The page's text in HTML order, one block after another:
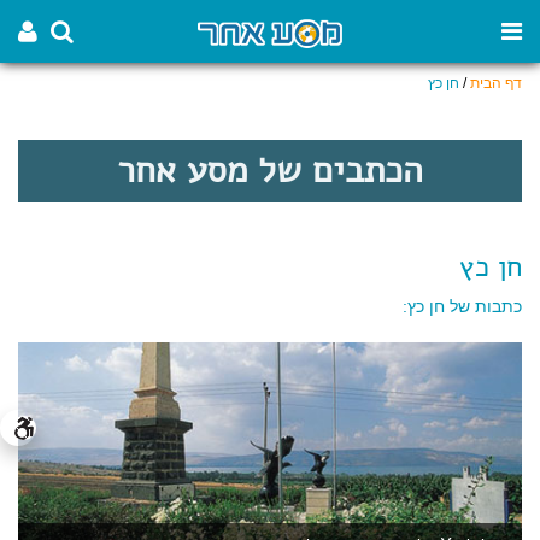
דף הבית/ חן כץ
הכתבים של מסע אחר
חן כץ
כתבות של חן כץ: